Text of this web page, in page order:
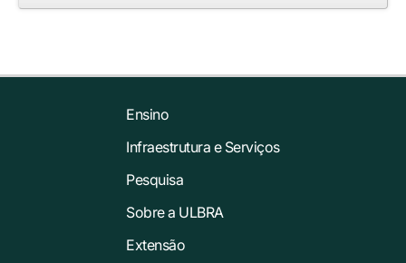
Ensino
Infraestrutura e Serviços
Pesquisa
Sobre a ULBRA
Extensão